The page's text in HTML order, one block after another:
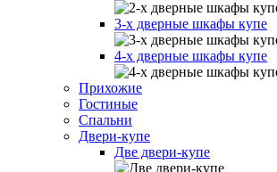
3-х дверные шкафы купе
4-х дверные шкафы купе
Прихожие
Гостиные
Спальни
Двери-купе
Две двери-купе